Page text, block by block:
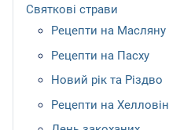
Святкові страви
Рецепти на Масляну
Рецепти на Пасху
Новий рік та Різдво
Рецепти на Хелловін